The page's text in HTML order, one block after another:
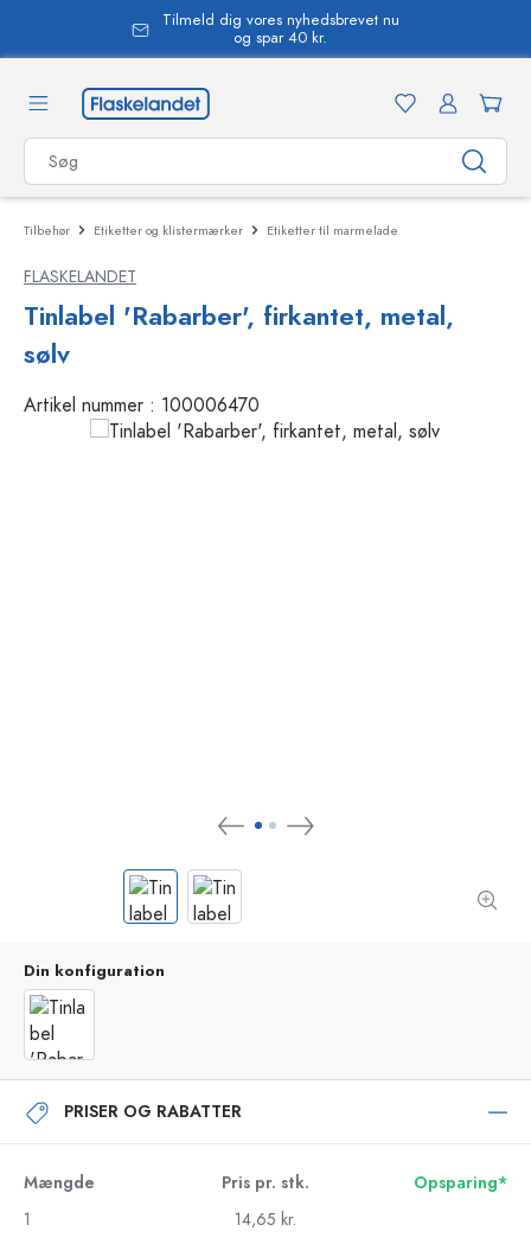
Tilmeld dig vores nyhedsbrevet nu
og spar 40 kr.
Tilbehør Etiketter og klistermærker Etiketter til marmelade
FLASKELANDET
Tinlabel 'Rabarber', firkantet, metal,
sølv
Artikel nummer : 100006470
Din konfiguration
PRISER OG RABATTER
Mængde Pris pr. stk.
Opsparing*
1
14,65 kr.